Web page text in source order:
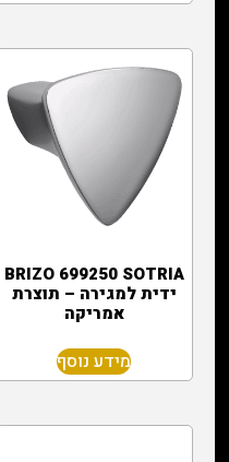
BRIZO 699250 SOTRIA
ידית למגירה – תוצרת
אמריקה
מידע נוסף